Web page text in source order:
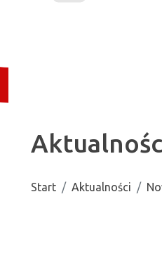
Start Aktualności